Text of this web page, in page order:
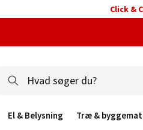
Click &
El & Belysning Træ &